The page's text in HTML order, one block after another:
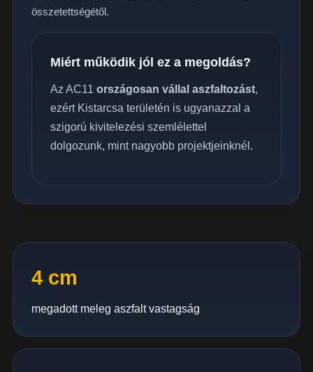
összetettségétől.
Miért működik jól ez a megoldás?
Az AC11 országosan vállal aszfaltozást,
ezért Kistarcsa területén is ugyanazzal a
szigorú kivitelezési szemlélettel
dolgozunk, mint nagyobb projektjeinknél.
4 cm
megadott meleg aszfalt vastagság